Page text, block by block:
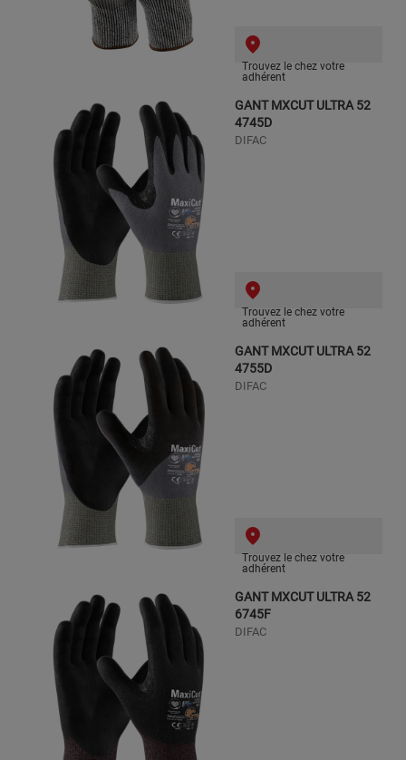
Trouvez le chez votre
adhérent
GANT MXCUT ULTRA 52
4745D
DIFAC
Trouvez le chez votre
adhérent
GANT MXCUT ULTRA 52
4755D
DIFAC
Trouvez le chez votre
adhérent
GANT MXCUT ULTRA 52
6745F
DIFAC